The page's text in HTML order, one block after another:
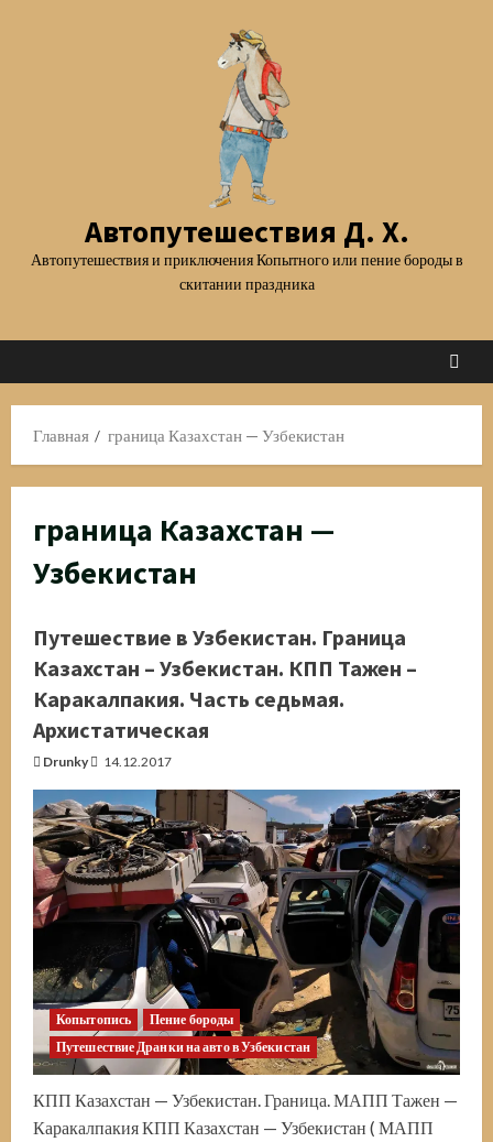
Автопутешествия Д. Х.
Автопутешествия и приключения Копытного или пение бороды в
скитании праздника
Главная граница Казахстан — Узбекистан
граница Казахстан —
Узбекистан
Путешествие в Узбекистан. Граница
Казахстан – Узбекистан. КПП Тажен –
Каракалпакия. Часть седьмая.
Архистатическая
Drunky 14.12.2017
Копытопись
Пение бороды
Путешествие Дранки на авто в Узбекистан
КПП Казахстан — Узбекистан. Граница. МАПП Тажен —
Каракалпакия КПП Казахстан — Узбекистан ( МАПП